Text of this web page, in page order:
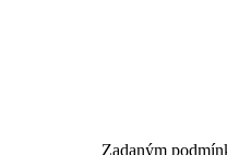
Zadaným